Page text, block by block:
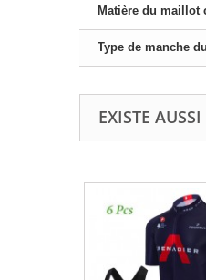
Matière du maillot
Type de manche
EXISTE